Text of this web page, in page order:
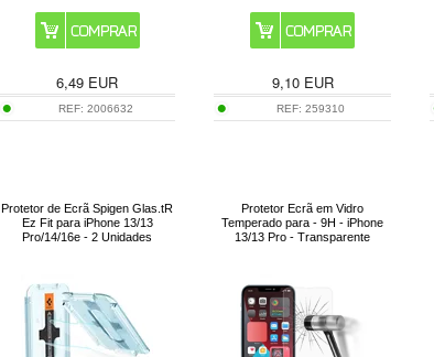
6,49 EUR
REF: 2006632
9,10EUR
REF:259310
Protetor de Ecrã Spigen Glas.tR
Ez Fit para iPhone 13/13
Pro/14/16e - 2 Unidades
Protetor Ecrã em Vidro
Temperado para - 9H - iPhone
13/13 Pro - Transparente